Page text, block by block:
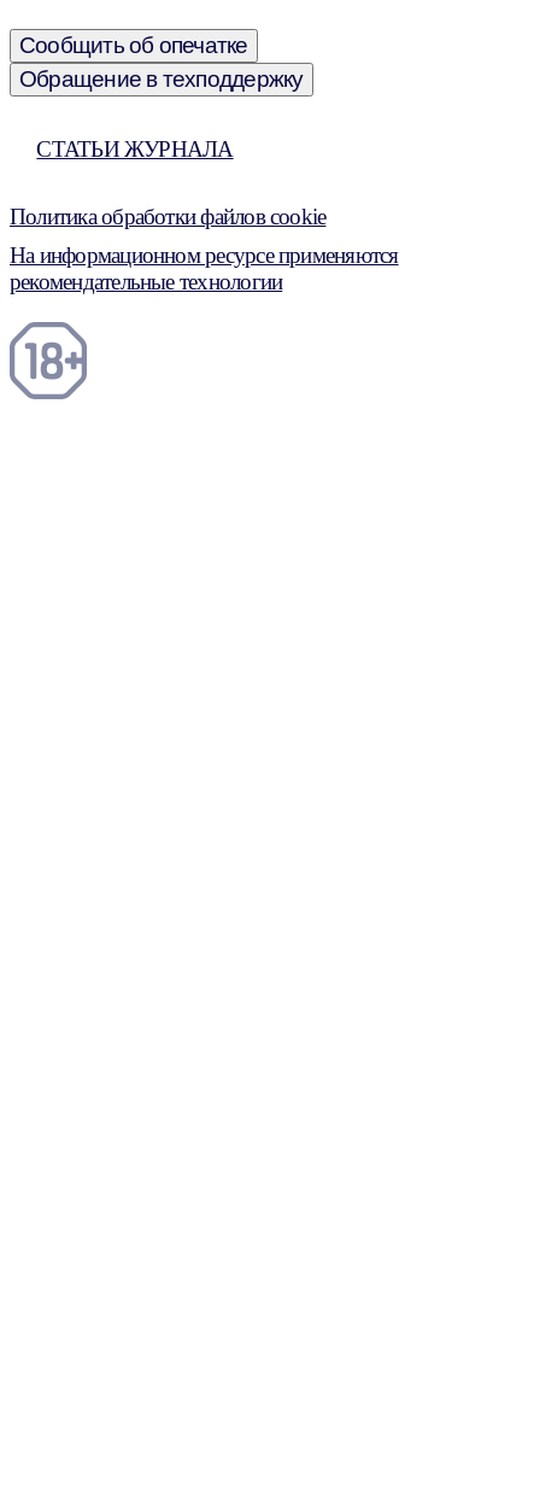
Сообщить об опечатке
Обращение в техподдержку
СТАТЬИ ЖУРНАЛА
Политика обработки файлов cookie
На информационном ресурсе применяются
рекомендательные технологии